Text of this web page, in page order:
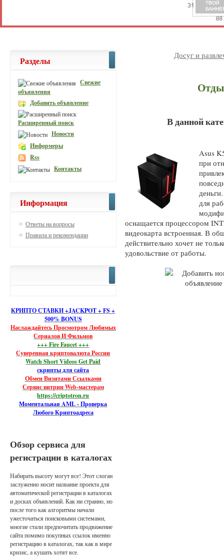
Досуг и
В данной
Asus
при
для
оснащается процессором
видеокарта встроенная. В
действительно хочет не
удовольствие от работы.
Разделы
Свежие
объявления
Добавить объявление
Расширенный поиск
Новости
Информеры
Rss
Контакты
Информация
Ответы на вопросы
Правила и рекомендации
КРИПТО СТАВКИ +JACKPOT + FS +
500% BONUS
Наслаждайтесь Просмотром Любимых
Сериалов И Фильмов
+++ Fire Faucet +++
Суверенная криптовалюта России
Watch Short Videos Get Paid
скрипты для сайта
Обмен Визитами Ссылками
Сервис витрин Web-мастерам
https://criptotron.ru
Моментальная AML - Проверка
Любого Криптоадреса
Обзор сервиса для
регистрации в каталогах
Набирать высоту могут все! Этот слоган
заслуженно носит название проекта для
автоматической регистрации в каталогах
и досках объявлений. Как ни странно, но
после того как алгоритмы начали
ужесточаться поисковыми системами,
многие стали предпочитать продвижение
сайта помимо покупных ссылок именно
регистрацию в каталогах, так как в мире
кризис, а кушать хотят все.